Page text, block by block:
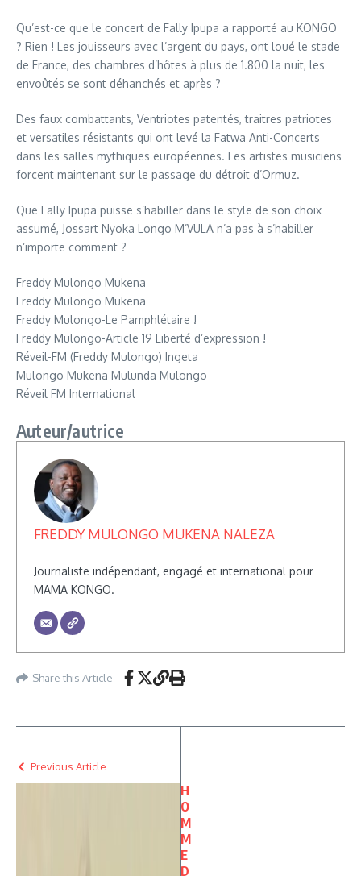
Qu’est-ce que le concert de Fally Ipupa a rapporté au KONGO
? Rien ! Les jouisseurs avec l’argent du pays, ont loué le stade
de France, des chambres d’hôtes à plus de 1.800 la nuit, les
envoûtés se sont déhanchés et après ?
Des faux combattants, Ventriotes patentés, traitres patriotes
et versatiles résistants qui ont levé la Fatwa Anti-Concerts
dans les salles mythiques européennes. Les artistes musiciens
forcent maintenant sur le passage du détroit d’Ormuz.
Que Fally Ipupa puisse s’habiller dans le style de son choix
assumé, Jossart Nyoka Longo M’VULA n’a pas à s’habiller
n’importe comment ?
Freddy Mulongo Mukena
Freddy Mulongo Mukena
Freddy Mulongo-Le Pamphlétaire !
Freddy Mulongo-Article 19 Liberté d’expression !
Réveil-FM (Freddy Mulongo) Ingeta
Mulongo Mukena Mulunda Mulongo
Réveil FM International
Auteur/autrice
FREDDY MULONGO MUKENA NALEZA
Journaliste indépendant, engagé et international pour
MAMA KONGO.
Share this Article
Previous Article
H
O
M
M
E
D